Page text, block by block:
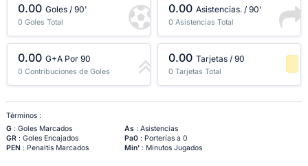
0.00 Goles / 90'
0 Goles Total
0.00 Asistencias. / 90'
0 Asistencias Total
0.00 G+A Por 90
0 Contribuciones de Goles
0.00 Tarjetas / 90
0 Tarjetas Total
-1 Percentil
Términos :
G: Goles Marcados As: Asistencias
GR: Goles Encajados Pa0: Porterías a 0
PEN : Penaltis Marcados Min': Minutos Jugados